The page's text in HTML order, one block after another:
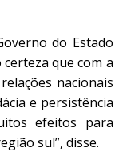
do Estado
que com a
nacionais
e persistência
efeitos para
sul”, disse.